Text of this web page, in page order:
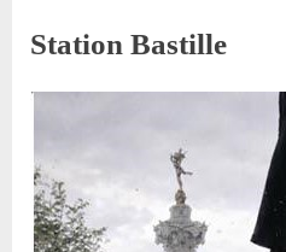
et
d’écriture”
Station Bastille
Posted
27 janvier 2026
By
مازیار دولت‌آبدی